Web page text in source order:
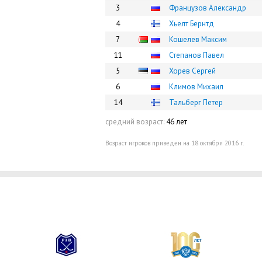
3
Французов Александр
4
Хьелт Бернтд
7
Кошелев Максим
11
Степанов Павел
5
Хорев Сергей
6
Климов Михаил
14
Тальберг Петер
средний возраст: 46 лет
Возраст игроков приведен на 18 октября 2016 г.